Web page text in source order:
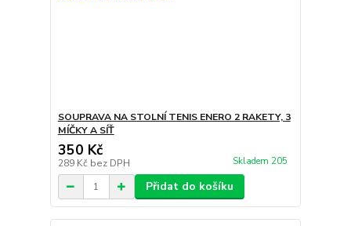
SOUPRAVA NA STOLNÍ TENIS ENERO 2 RAKETY, 3
MÍČKY A SÍŤ
350 Kč
289 Kč bez DPH Skladem 205
Přidat do košíku